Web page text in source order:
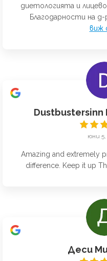
диетологията и
Благодарности на
виж
Dustbustersinn
юни
Amazing and extremely
difference. Keep it up
Деси